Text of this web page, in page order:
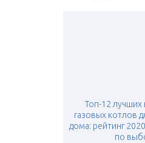
Топ-12 лучших
газовых котлов
дома: рейтинг
по